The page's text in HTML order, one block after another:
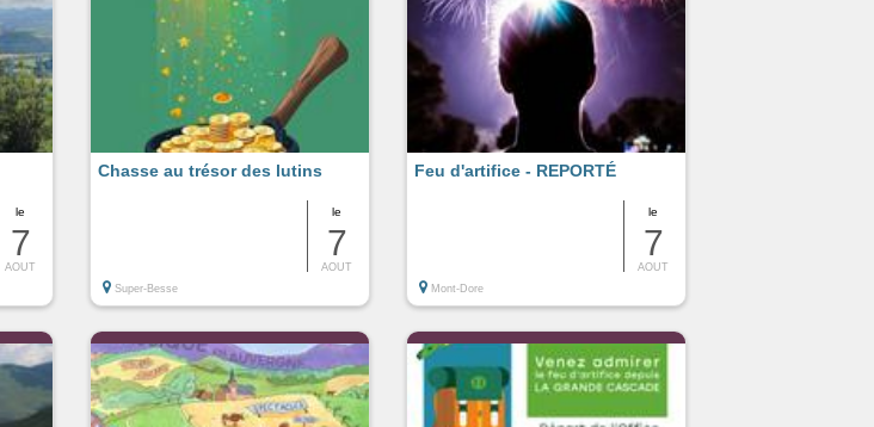
le
7
AOUT
le
7
AOUT
Chasse au trésor des lutins
Super-Besse
le
7
AOUT
Feu d'artifice - REPORTÉ
Mont-Dore